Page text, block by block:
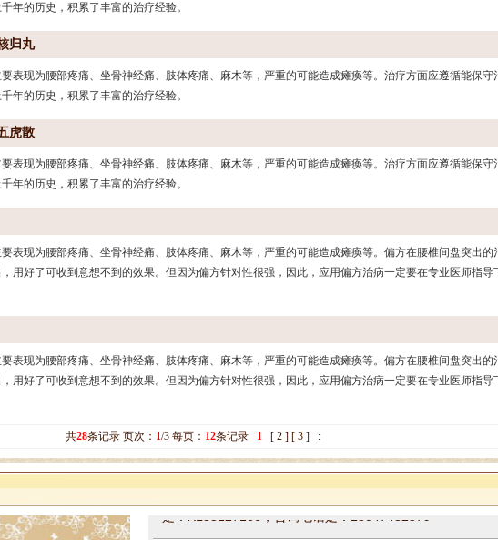
年的历史，积累了丰富的治疗经验。
归丸
表现为腰部疼痛、坐骨神经痛、肢体疼痛、麻木等，严重的可能造成瘫痪等。治疗方面应遵循能保守
年的历史，积累了丰富的治疗经验。
虎散
表现为腰部疼痛、坐骨神经痛、肢体疼痛、麻木等，严重的可能造成瘫痪等。治疗方面应遵循能保守
年的历史，积累了丰富的治疗经验。
表现为腰部疼痛、坐骨神经痛、肢体疼痛、麻木等，严重的可能造成瘫痪等。偏方在腰椎间盘突出的
用好了可收到意想不到的效果。但因为偏方针对性很强，因此，应用偏方治病一定要在专业医师指导
表现为腰部疼痛、坐骨神经痛、肢体疼痛、麻木等，严重的可能造成瘫痪等。偏方在腰椎间盘突出的
用好了可收到意想不到的效果。但因为偏方针对性很强，因此，应用偏方治病一定要在专业医师指导
共28条记录 页次： 1/3 每页： 12条记录 1 [ 2 ][ 3 ] :
病情描述：简要病史及检查结果： 患者需求：上次咨询的问题一直没
专家回复：你好周老师，像突然的头晕、头痛、或头部昏沉，
睡或失去意识，经常记忆力模糊、混乱或情绪异常，
问题都很有可能是颈椎引起的，不用过度紧张，还是建议
是：XL83127166，咨询电话是：13047482579